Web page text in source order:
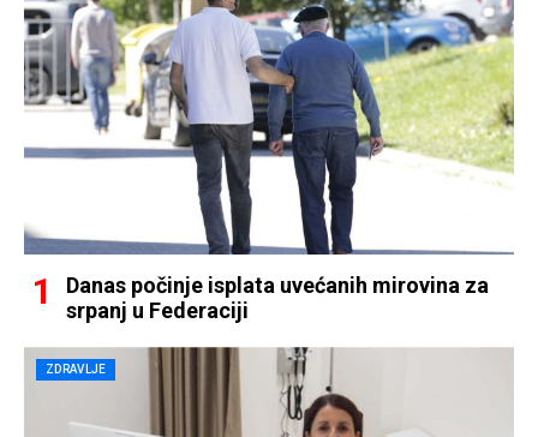
Danas počinje isplata uvećanih mirovina za
srpanj u Federaciji
ZDRAVLJE